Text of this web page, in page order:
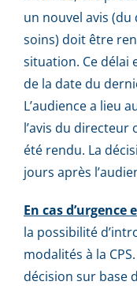
un nouvel avis
soins) doit être
situation. Ce délai
de la date du
L’audience a lieu
l’avis du
été rendu. La
jours après
En cas
la possibilité
modalités à la
décision sur base